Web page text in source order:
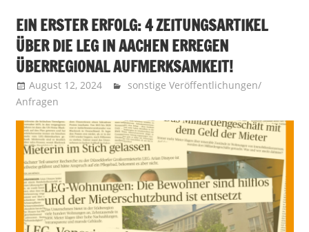
EIN ERSTER ERFOLG: 4 ZEITUNGSARTIKEL
ÜBER DIE LEG IN AACHEN ERREGEN
ÜBERREGIONAL AUFMERKSAMKEIT!
August 12, 2024 Recht auf Stadt Aachen
sonstige Veröffentlichungen/
Anfragen